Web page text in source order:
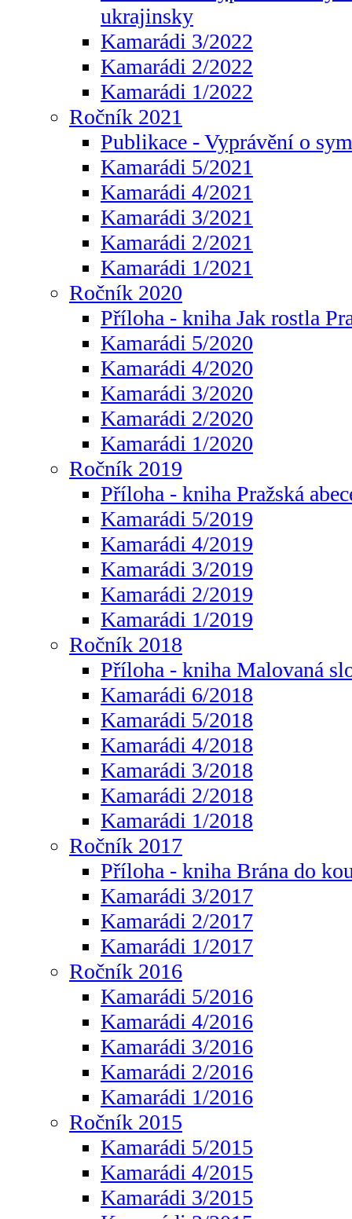
ukrajinsky
Kamarádi 3/2022
Kamarádi 2/2022
Kamarádi 1/2022
Ročník 2021
Publikace - Vyprávění o
Kamarádi 5/2021
Kamarádi 4/2021
Kamarádi 3/2021
Kamarádi 2/2021
Kamarádi 1/2021
Ročník 2020
Příloha - kniha Jak rostla
Kamarádi 5/2020
Kamarádi 4/2020
Kamarádi 3/2020
Kamarádi 2/2020
Kamarádi 1/2020
Ročník 2019
Příloha - kniha Pražská
Kamarádi 5/2019
Kamarádi 4/2019
Kamarádi 3/2019
Kamarádi 2/2019
Kamarádi 1/2019
Ročník 2018
Příloha - kniha Malovaná
Kamarádi 6/2018
Kamarádi 5/2018
Kamarádi 4/2018
Kamarádi 3/2018
Kamarádi 2/2018
Kamarádi 1/2018
Ročník 2017
Příloha - kniha Brána do
Kamarádi 3/2017
Kamarádi 2/2017
Kamarádi 1/2017
Ročník 2016
Kamarádi 5/2016
Kamarádi 4/2016
Kamarádi 3/2016
Kamarádi 2/2016
Kamarádi 1/2016
Ročník 2015
Kamarádi 5/2015
Kamarádi 4/2015
Kamarádi 3/2015